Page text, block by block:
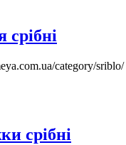
срібні
category/sriblo/
срібні